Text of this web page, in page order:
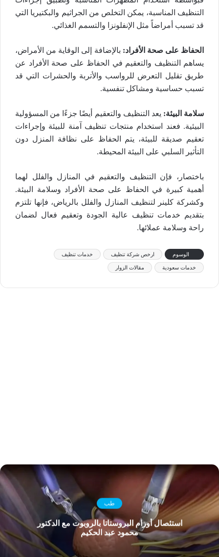
التنظيف المناسبة، يمكن التخلص من الجراثيم والبكتيريا التي
قد تسبب أمراضاً مثل الإنفلونزا والتسمم الغذائي.
الحفاظ على صحة الأفراد: بالإضافة إلى الوقاية من الأمراض،
يساهم التنظيف والتعقيم في الحفاظ على صحة الأفراد عن
طريق تقليل التعرض للرواسب والأتربة والحشرات التي قد
تسبب حساسية ومشاكل تنفسية.
سلامة البيئة: يعد التنظيف والتعقيم أيضًا جزءًا من المسؤولية
البيئية. فعند استخدام منتجات تنظيف آمنة للبيئة وإجراءات
تعقيم صديقة للبيئة، يتم الحفاظ على نظافة المنزل دون
التأثير السلبي على البيئة المحيطة.
باختصار، فإن التنظيف والتعقيم في المنازل والفلل لهما
أهمية كبيرة في الحفاظ على صحة الأفراد وسلامة البيئة.
وكشركة كلينر لتنظيف المنازل والفلل بالرياض، فإنها تلتزم
بتقديم خدمات تنظيف عالية الجودة وتعقيم فعال لضمان
راحة وسلامة عملائها.
الوسوم ارخص شركة تنظيف خدمات تنظيف
خدمات سعودية مقالات الزوار
طب
استئصال أورام البروستاتا بالروبوت مع الدكتور
محمود عبد الحكيم